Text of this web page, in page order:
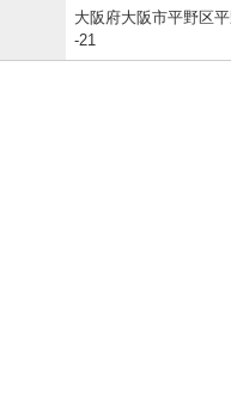
大阪府大阪市平野区
-21